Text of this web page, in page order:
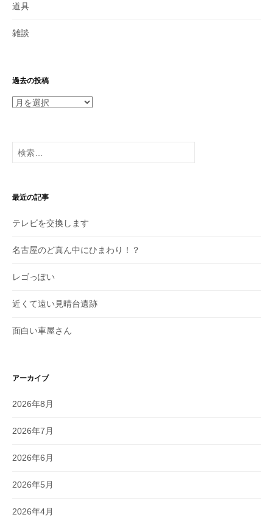
道具
雑談
過去の投稿
過
投
稿
検
索:
最近の記事
テレビを交換します
名古屋のど真ん中にひまわり！？
レゴっぽい
近くて遠い見晴台遺跡
面白い車屋さん
アーカイブ
2026年8月
2026年7月
2026年6月
2026年5月
2026年4月